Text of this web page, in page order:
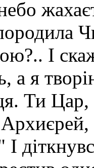
І
а я
Ти Цар,
І